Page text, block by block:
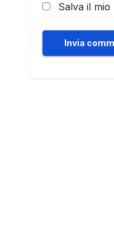
Salva il